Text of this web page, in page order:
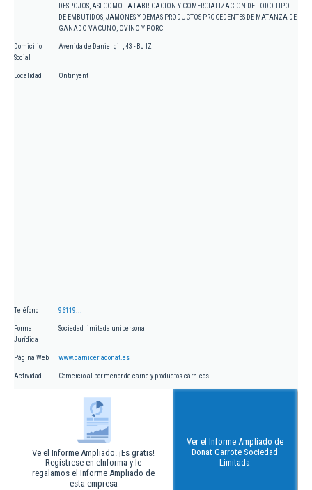
DESPOJOS, ASI COMO LA FABRICACION Y COMERCIALIZACION DE TODO TIPO
DE EMBUTIDOS, JAMONES Y DEMAS PRODUCTOS PROCEDENTES DE MATANZA DE
GANADO VACUNO, OVINO Y PORCI
Domicilio
Social
Avenida de Daniel gil , 43 - BJ IZ
Localidad Ontinyent
Teléfono 96119...
Forma
Jurídica
Sociedad limitada unipersonal
Página Web www.carniceriadonat.es
Actividad Comercio al por menor de carne y productos cárnicos
Ve el Informe Ampliado. ¡Es gratis!
Regístrese en eInforma y le
regalamos el Informe Ampliado de
esta empresa
Ver el Informe Ampliado de
Donat Garrote Sociedad
Limitada